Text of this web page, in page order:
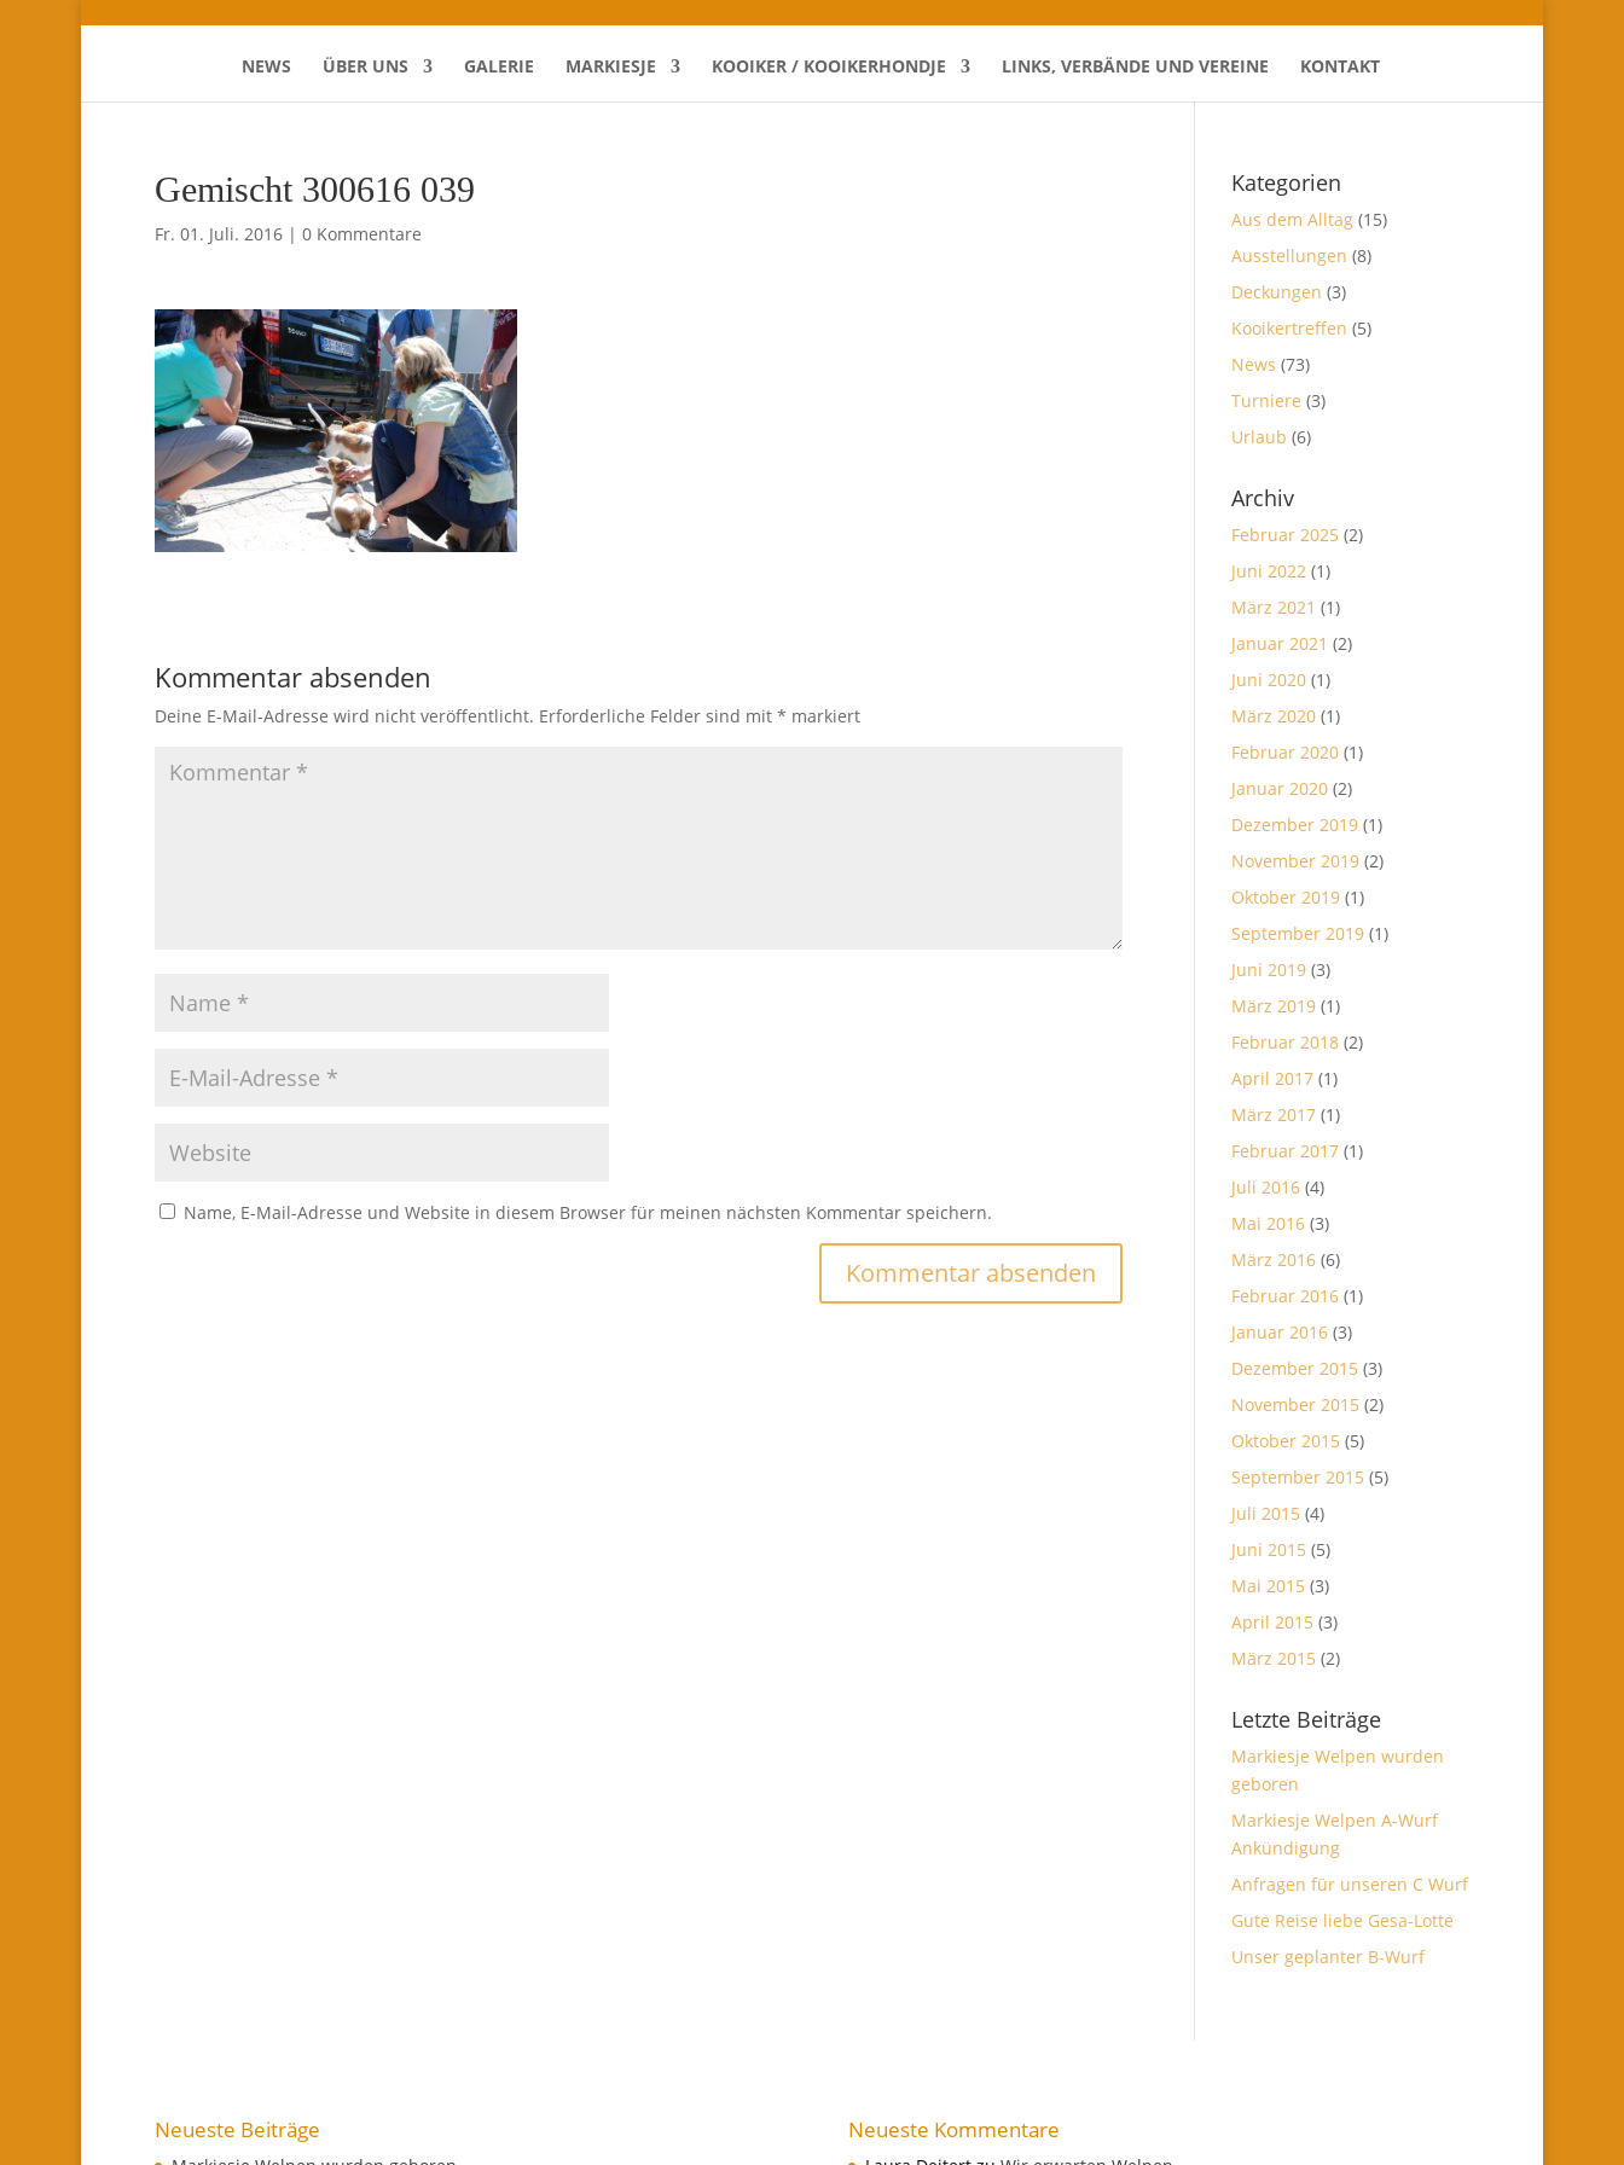
NEWS ÜBER UNS GALERIE MARKIESJE KOOIKER / KOOIKERHONDJE LINKS, VERBÄNDE UND VEREINE KONTAKT
Gemischt 300616 039
Fr. 01. Juli. 2016| 0 Kommentare
Kommentar absenden
Deine E-Mail-Adresse wird nicht veröffentlicht. Erforderliche Felder sind mit * markiert
Name, E-Mail-Adresse und Website in diesem Browser für meinen nächsten Kommentar speichern.
Kategorien
Aus dem Alltag (15)
Ausstellungen (8)
Deckungen (3)
Kooikertreffen (5)
News (73)
Turniere (3)
Urlaub (6)
Archiv
Februar 2025 (2)
Juni 2022 (1)
März 2021 (1)
Januar 2021 (2)
Juni 2020 (1)
März 2020 (1)
Februar 2020 (1)
Januar 2020 (2)
Dezember 2019 (1)
November 2019 (2)
Oktober 2019 (1)
September 2019 (1)
Juni 2019 (3)
März 2019 (1)
Februar 2018 (2)
April 2017 (1)
März 2017 (1)
Februar 2017 (1)
Juli 2016 (4)
Mai 2016 (3)
März 2016 (6)
Februar 2016 (1)
Januar 2016 (3)
Dezember 2015 (3)
November 2015 (2)
Oktober 2015 (5)
September 2015 (5)
Juli 2015 (4)
Juni 2015 (5)
Mai 2015 (3)
April 2015 (3)
März 2015 (2)
Letzte Beiträge
Markiesje Welpen wurden
geboren
Markiesje Welpen A-Wurf
Ankündigung
Anfragen für unseren C Wurf
Gute Reise liebe Gesa-Lotte
Unser geplanter B-Wurf
Neueste Beiträge Neueste Kommentare